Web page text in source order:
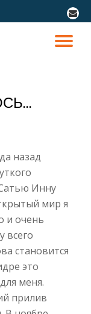
fa-
назад
Инну
мир я
и очень
всего
становится
это
меня.
прилив